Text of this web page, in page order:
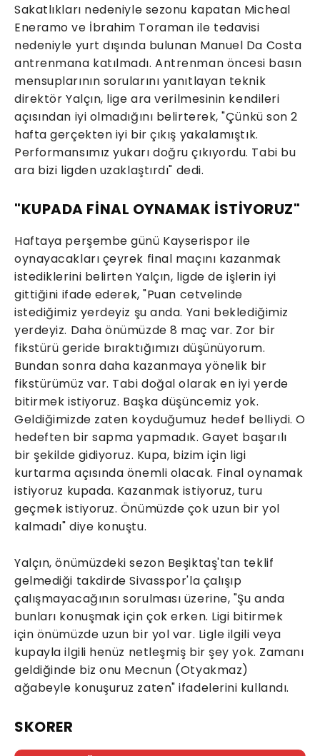
Sakatlıkları nedeniyle sezonu kapatan Micheal
Eneramo ve İbrahim Toraman ile tedavisi
nedeniyle yurt dışında bulunan Manuel Da Costa
antrenmana katılmadı. Antrenman öncesi basın
mensuplarının sorularını yanıtlayan teknik
direktör Yalçın, lige ara verilmesinin kendileri
açısından iyi olmadığını belirterek, "Çünkü son 2
hafta gerçekten iyi bir çıkış yakalamıştık.
Performansımız yukarı doğru çıkıyordu. Tabi bu
ara bizi ligden uzaklaştırdı" dedi.
"KUPADA FİNAL OYNAMAK İSTİYORUZ"
Haftaya perşembe günü Kayserispor ile
oynayacakları çeyrek final maçını kazanmak
istediklerini belirten Yalçın, ligde de işlerin iyi
gittiğini ifade ederek, "Puan cetvelinde
istediğimiz yerdeyiz şu anda. Yani beklediğimiz
yerdeyiz. Daha önümüzde 8 maç var. Zor bir
fikstürü geride bıraktığımızı düşünüyorum.
Bundan sonra daha kazanmaya yönelik bir
fikstürümüz var. Tabi doğal olarak en iyi yerde
bitirmek istiyoruz. Başka düşüncemiz yok.
Geldiğimizde zaten koyduğumuz hedef belliydi. O
hedeften bir sapma yapmadık. Gayet başarılı
bir şekilde gidiyoruz. Kupa, bizim için ligi
kurtarma açısında önemli olacak. Final oynamak
istiyoruz kupada. Kazanmak istiyoruz, turu
geçmek istiyoruz. Önümüzde çok uzun bir yol
kalmadı" diye konuştu.
Yalçın, önümüzdeki sezon Beşiktaş'tan teklif
gelmediği takdirde Sivasspor'la çalışıp
çalışmayacağının sorulması üzerine, "Şu anda
bunları konuşmak için çok erken. Ligi bitirmek
için önümüzde uzun bir yol var. Ligle ilgili veya
kupayla ilgili henüz netleşmiş bir şey yok. Zamanı
geldiğinde biz onu Mecnun (Otyakmaz)
ağabeyle konuşuruz zaten" ifadelerini kullandı.
SKORER